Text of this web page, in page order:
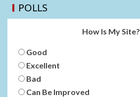
POLLS
How Is My Site?
Good
Excellent
Bad
Can Be Improved